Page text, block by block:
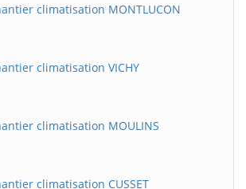
climatisation MONTLUCON
climatisation VICHY
climatisation MOULINS
climatisation CUSSET